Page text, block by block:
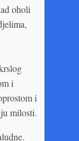
oholi
i
i
milosti.